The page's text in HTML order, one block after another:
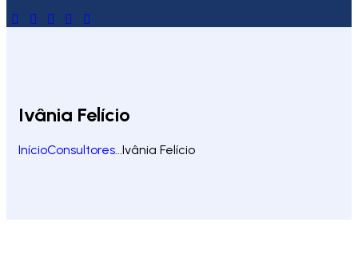
Ivânia Felício
InícioConsultores...Ivânia Felício